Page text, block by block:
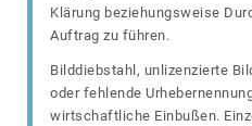
Klärung beziehungsweise
Auftrag zu führen.
Bilddiebstahl, unlizenzierte
oder fehlende
wirtschaftliche Einbußen.